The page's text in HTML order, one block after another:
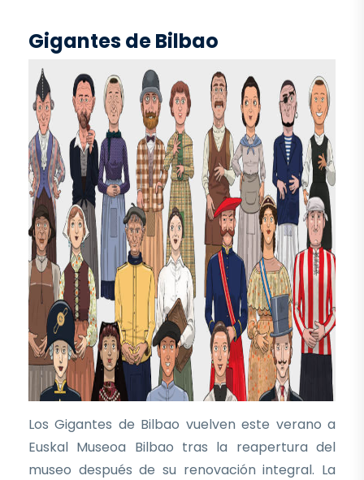
Gigantes de Bilbao
Los Gigantes de Bilbao vuelven este verano a
Euskal Museoa Bilbao tras la reapertura del
museo después de su renovación integral. La